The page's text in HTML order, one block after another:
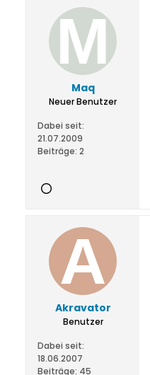
Maq
Neuer Benutzer
Dabei seit:
21.07.2009
Beiträge: 2
Akravator
Benutzer
Dabei seit:
18.06.2007
Beiträge: 45